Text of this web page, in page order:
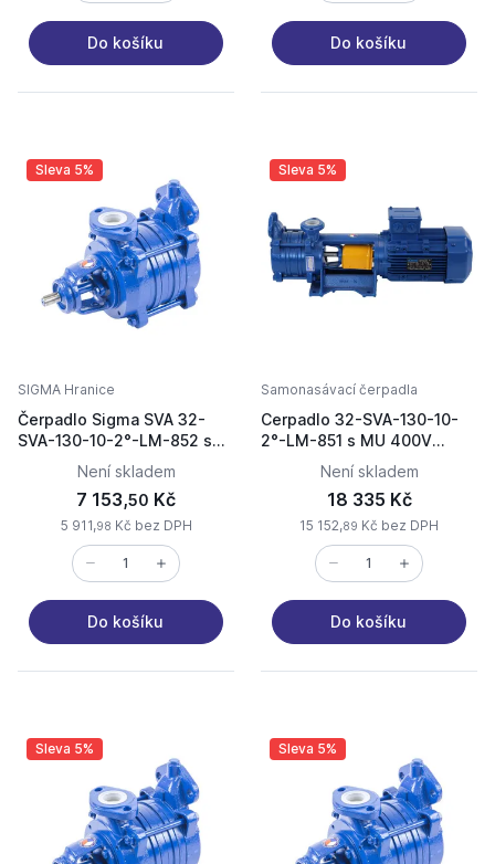
Do košíku Do košíku
Sleva 5%
SIGMA Hranice
Čerpadlo Sigma SVA 32-
SVA-130-10-2°-LM-852 s
MU přírubové mechanická
ucpávka
Není skladem
7 153,50 Kč
5 911,98 Kč bez DPH
Do košíku
Sleva 5%
Samonasávací čerpadla
Cerpadlo 32-SVA-130-10-
2°-LM-851 s MU 400V
motor 2,2kW
Není skladem
18 335 Kč
15 152,89 Kč bez DPH
Do košíku
Sleva 5% Sleva 5%